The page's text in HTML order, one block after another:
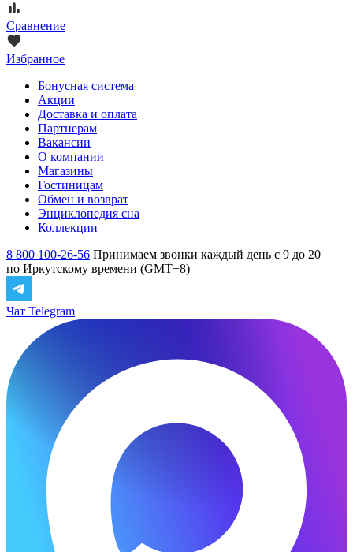
Сравнение
Избранное
Бонусная система
Акции
Доставка и оплата
Партнерам
Вакансии
О компании
Магазины
Гостиницам
Обмен и возврат
Энциклопедия сна
Коллекции
8 800 100-26-56 Принимаем звонки каждый день с 9 до 20
по Иркутскому времени (GMT+8)
Чат Telegram